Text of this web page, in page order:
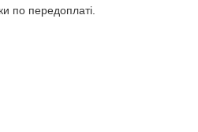
по передоплаті.